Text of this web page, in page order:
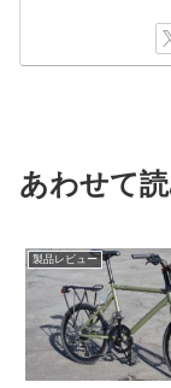
あわせて
製品レビュー